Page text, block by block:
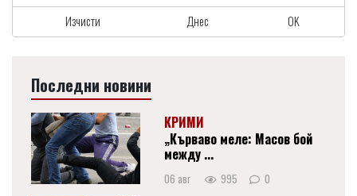
Изчисти
Днес OK
Последни новини
КРИМИ
„Кърваво меле: Масов бой
между ...
06 авг 995 0